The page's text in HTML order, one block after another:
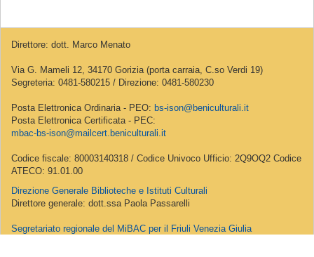
Direttore: dott. Marco Menato
Via G. Mameli 12, 34170 Gorizia (porta carraia, C.so Verdi 19)
Segreteria: 0481-580215 / Direzione: 0481-580230
Posta Elettronica Ordinaria - PEO: bs-ison@beniculturali.it
Posta Elettronica Certificata - PEC:
mbac-bs-ison@mailcert.beniculturali.it
Codice fiscale: 80003140318 / Codice Univoco Ufficio: 2Q9OQ2 Codice
ATECO: 91.01.00
Direzione Generale Biblioteche e Istituti Culturali
Direttore generale: dott.ssa Paola Passarelli
Segretariato regionale del MiBAC per il Friuli Venezia Giulia